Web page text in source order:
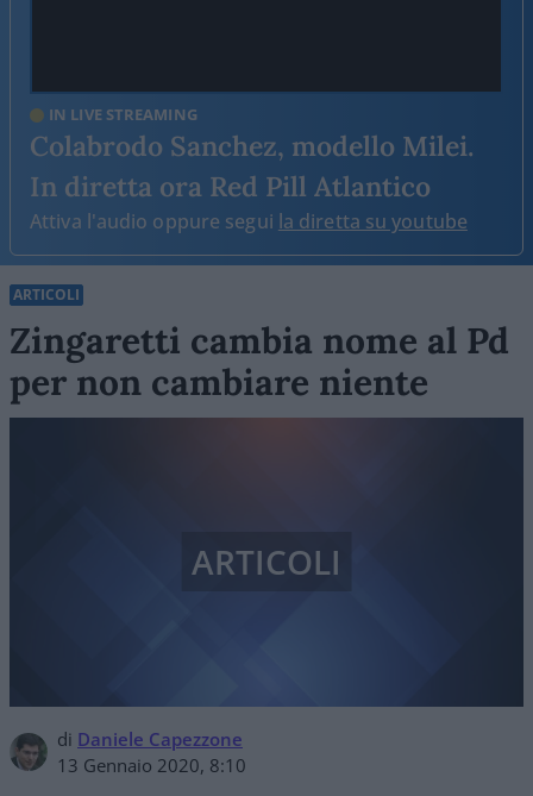
IN LIVE STREAMING
Colabrodo Sanchez, modello Milei.
In diretta ora Red Pill Atlantico
Attiva l'audio oppure segui la diretta su youtube
ARTICOLI
Zingaretti cambia nome al Pd
per non cambiare niente
di Daniele Capezzone
13 Gennaio 2020, 8:10
ARTICOLI